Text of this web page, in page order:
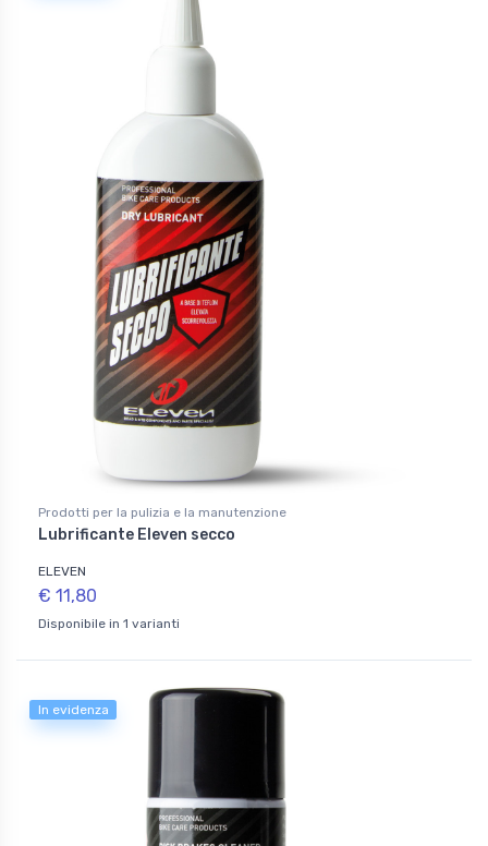
Prodotti per la pulizia e la manutenzione
Lubrificante Eleven secco
ELEVEN
€ 11,80
Disponibile in 1 varianti
In evidenza